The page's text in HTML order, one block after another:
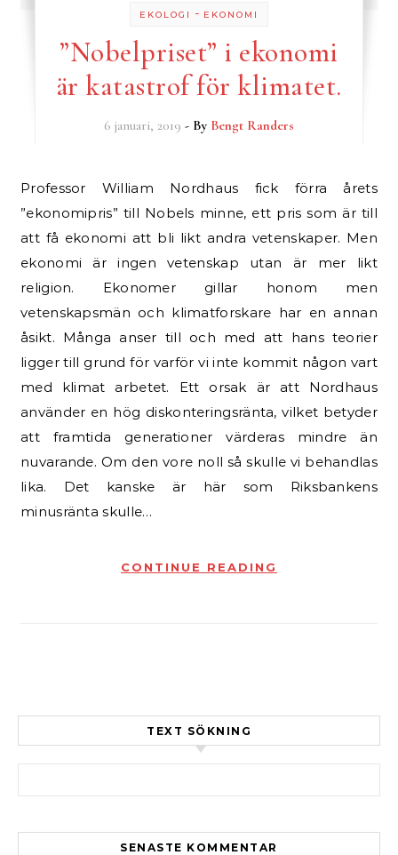
EKOLOGI - EKONOMI
”Nobelpriset” i ekonomi
är katastrof för klimatet.
6 januari, 2019 - By Bengt Randers
Professor William Nordhaus fick förra årets
”ekonomipris” till Nobels minne, ett pris som är till
att få ekonomi att bli likt andra vetenskaper. Men
ekonomi är ingen vetenskap utan är mer likt
religion. Ekonomer gillar honom men
vetenskapsmän och klimatforskare har en annan
åsikt. Många anser till och med att hans teorier
ligger till grund för varför vi inte kommit någon vart
med klimat arbetet. Ett orsak är att Nordhaus
använder en hög diskonteringsränta, vilket betyder
att framtida generationer värderas mindre än
nuvarande. Om den vore noll så skulle vi behandlas
lika. Det kanske är här som Riksbankens
minusränta skulle…
CONTINUE READING
TEXT SÖKNING
SENASTE KOMMENTAR